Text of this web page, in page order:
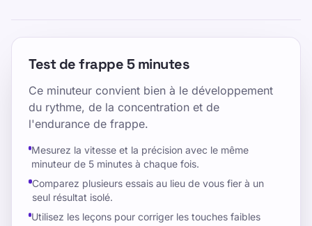
Test de frappe 5 minutes
Ce minuteur convient bien à le développement
du rythme, de la concentration et de
l'endurance de frappe.
Mesurez la vitesse et la précision avec le même
minuteur de 5 minutes à chaque fois.
Comparez plusieurs essais au lieu de vous fier à un
seul résultat isolé.
Utilisez les leçons pour corriger les touches faibles